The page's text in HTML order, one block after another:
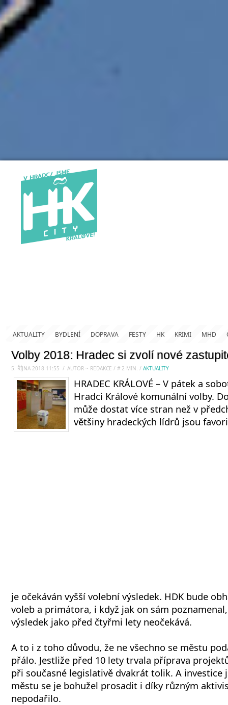
AKTUALITY BYDLENÍ DOPRAVA FESTY HK KRIMI MHD
Volby 2018: Hradec si zvolí nové
5. ŘÍJNA 2018 11:55 / AUTOR ~ REDAKCE / # 2 MIN. / AKTUALITY
HRADEC KRÁLOVÉ – V pátek a
Hradci Králové komunální volby.
může dostat více stran než v
většiny hradeckých lídrů jsou
je očekáván vyšší volební výsledek. HDK bude
voleb a primátora, i když jak on sám
výsledek jako před čtyřmi lety neočekává.
A to i z toho důvodu, že ne všechno se městu
přálo. Jestliže před 10 lety trvala příprava
při současné legislativě dvakrát tolik. A investice
městu se je bohužel prosadit i díky různým
nepodařilo.